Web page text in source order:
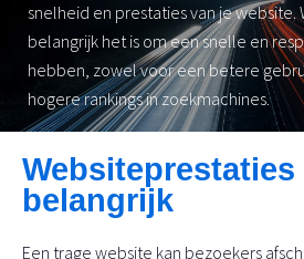
snelheid en prestaties van je website.
belangrijk het is om een snelle en
hebben, zowel voor een betere
hogere rankings in zoekmachines.
Websiteprestaties
belangrijk
Een trage website kan bezoekers